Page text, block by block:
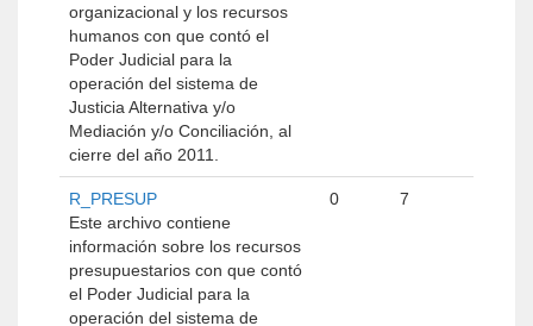
organizacional y los recursos
humanos con que contó el
Poder Judicial para la
operación del sistema de
Justicia Alternativa y/o
Mediación y/o Conciliación, al
cierre del año 2011.
R_PRESUP
Este archivo contiene
información sobre los recursos
presupuestarios con que contó
el Poder Judicial para la
operación del sistema de
0 7